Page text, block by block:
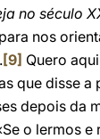
no século
nos
[9] Quero
que disse a
depois da
o lermos e